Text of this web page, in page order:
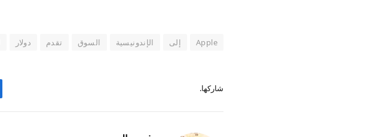
Apple إلى الإندونيسية السوق تقدم دولار
شاركها.